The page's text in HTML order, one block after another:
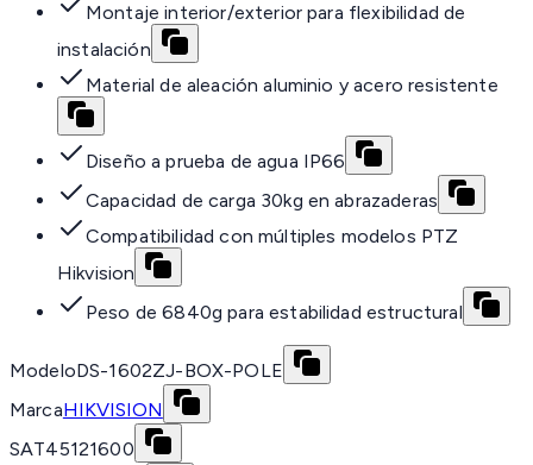
Montaje interior/exterior para flexibilidad de
instalación
Material de aleación aluminio y acero resistente
Diseño a prueba de agua IP66
Capacidad de carga 30kg en abrazaderas
Compatibilidad con múltiples modelos PTZ
Hikvision
Peso de 6840g para estabilidad estructural
ModeloDS-1602ZJ-BOX-POLE
MarcaHIKVISION
SAT45121600